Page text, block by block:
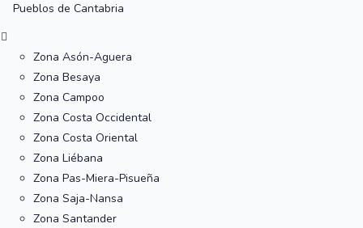
Pueblos de Cantabria
Zona Asón-Aguera
Zona Besaya
Zona Campoo
Zona Costa Occidental
Zona Costa Oriental
Zona Liébana
Zona Pas-Miera-Pisueña
Zona Saja-Nansa
Zona Santander